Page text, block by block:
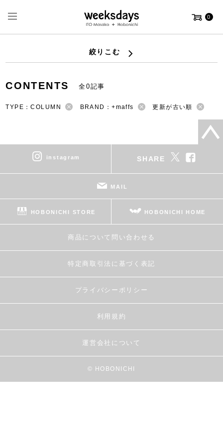
0
絞りこむ
CONTENTS 全0記事
TYPE：COLUMN BRAND：+maffs 更新が古い順
instagram SHARE
MAIL
HOBONICHI STORE HOBONICHI HOME
商品について問い合わせる
特定商取引法に基づく表記
プライバシーポリシー
利用規約
運営会社について
© HOBONICHI